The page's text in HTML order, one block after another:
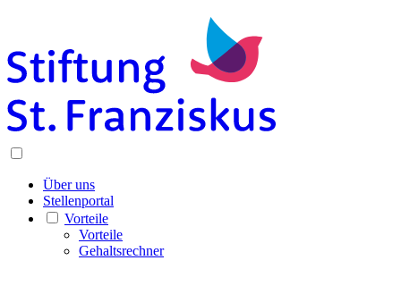
Über uns
Stellenportal
Vorteile
Vorteile
Gehaltsrechner